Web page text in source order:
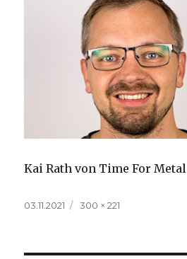
Kai Rath von Time For Metal
Veröffentlicht
03.11.2021
Volle
300 × 221